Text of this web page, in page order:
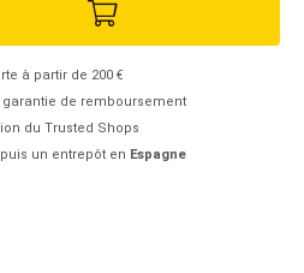
à partir de 200 €
de remboursement
du Trusted Shops
un entrepôt en Espagne